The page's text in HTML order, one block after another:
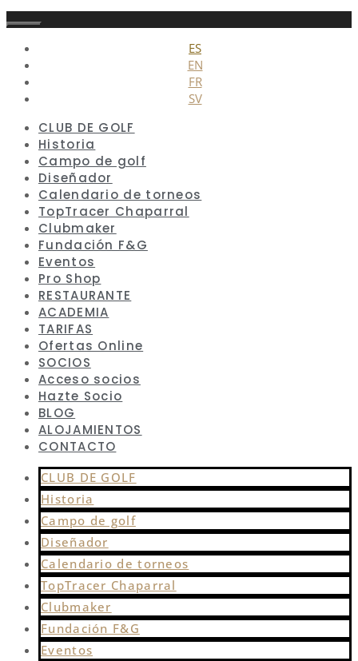
Cerrar
ES
EN
FR
SV
CLUB DE GOLF
Historia
Campo de golf
Diseñador
Calendario de torneos
TopTracer Chaparral
Clubmaker
Fundación F&G
Eventos
Pro Shop
RESTAURANTE
ACADEMIA
TARIFAS
Ofertas Online
SOCIOS
Acceso socios
Hazte Socio
BLOG
ALOJAMIENTOS
CONTACTO
CLUB DE GOLF
Historia
Campo de golf
Diseñador
Calendario de torneos
TopTracer Chaparral
Clubmaker
Fundación F&G
Eventos